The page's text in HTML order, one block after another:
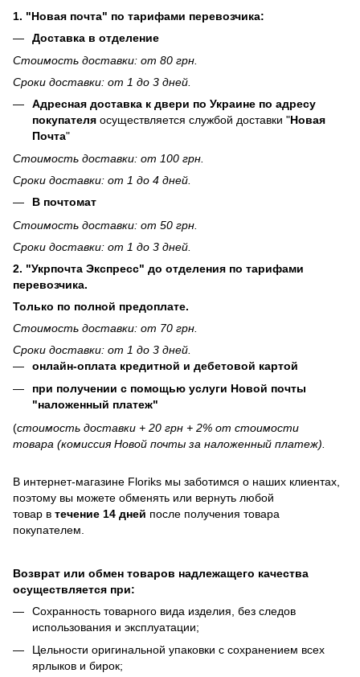
1. "Новая почта" по тарифами перевозчика:
Доставка в отделение
Стоимость доставки: от 80 грн.
Сроки доставки: от 1 до 3 дней.
Адресная доставка к двери по Украине по адресу
покупателя осуществляется службой доставки "Новая
Почта"
Стоимость доставки: от 100 грн.
Сроки доставки: от 1 до 4 дней.
В почтомат
Стоимость доставки: от 50 грн.
Сроки доставки: от 1 до 3 дней.
2. "Укрпочта Экспресс" до отделения по тарифами
перевозчика.
Только по полной предоплате.
Стоимость доставки: от 70 грн.
Сроки доставки: от 1 до 3 дней.
онлайн-оплата кредитной и дебетовой картой
при получении с помощью услуги Новой почты
"наложенный платеж"
(стоимость доставки + 20 грн + 2% от стоимости
товара (комиссия Новой почты за наложенный платеж).
В интернет-магазине Floriks мы заботимся о наших клиентах,
поэтому вы можете обменять или вернуть любой
товар в течение 14 дней после получения товара
покупателем.
Возврат или обмен товаров надлежащего качества
осуществляется при:
Сохранность товарного вида изделия, без следов
использования и эксплуатации;
Цельности оригинальной упаковки с сохранением всех
ярлыков и бирок;